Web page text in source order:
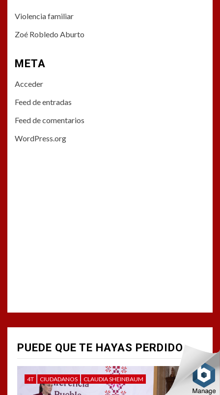
Violencia familiar
Zoé Robledo Aburto
META
Acceder
Feed de entradas
Feed de comentarios
WordPress.org
PUEDE QUE TE HAYAS PERDIDO
4T CIUDADANOS CLAUDIA SHEINBAUM